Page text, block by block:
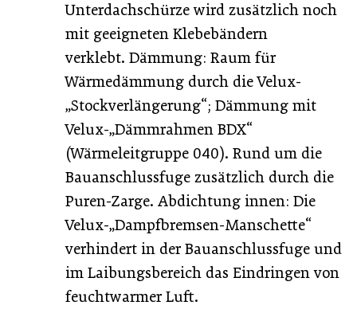
Unterdachschürze wird zusätzlich noch
mit ­geeigneten Klebebändern
verklebt. Dämmung: Raum für
Wärmedämmung durch die ­Velux-
„Stockverlängerung“; Dämmung mit
Velux-„Dämmrahmen BDX“
(Wärmeleitgruppe 040). Rund um die
Bauanschlussfuge zusätzlich durch die
Puren-Zarge. Abdichtung innen: Die
Velux-„Dampfbremsen-Manschette“
verhindert in der Bauanschlussfuge und
im Laibungsbereich das Eindringen von
feuchtwarmer Luft.